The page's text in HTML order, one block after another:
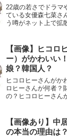
22歳の若さでドラマ
ている女優森七菜さ
う噂がネット上で拡
菜は本当に結婚して
野太賀との噂の真相
七菜さんは本当に結
誰？仲野太賀との噂...
【画像】ヒコロ
ー）がかわいい
娘？韓国人？
ヒコロヒーさんがか
ロヒーさんが何者？
の？ヒコロヒーさん
達者な芸人さんです
ワサや本名につい
ん。そこで今回は
いて調査しました。
【画像あり】中
の本当の理由は